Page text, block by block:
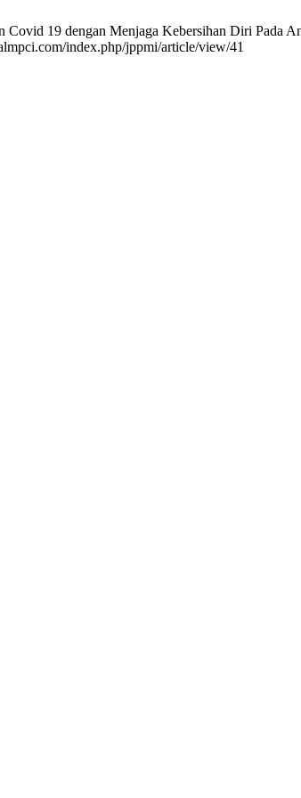
19 dengan Menjaga Kebersihan Diri Pada
index.php/jppmi/article/view/41